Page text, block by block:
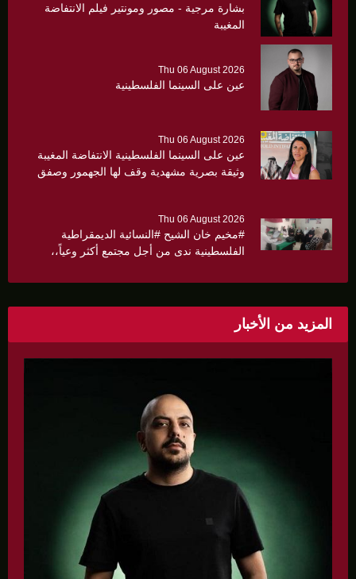
بشارة مرجية - مصور ومونتير فيلم الانتفاضة
المغيبة
Thu 06 August 2026
عين على السينما الفلسطينية
Thu 06 August 2026
عين على السينما الفلسطينية الانتفاضة المغيبة
وثيقة بصرية مشهدية وقف لها الجهمور وصفق
Thu 06 August 2026
#مخيم خان الشيح #النسائية الديمقراطية
الفلسطينية ندى من أجل مجتمع أكثر وعياً،،
بروشورات توعوية على سيدات الحي.
المزيد من الأخبار